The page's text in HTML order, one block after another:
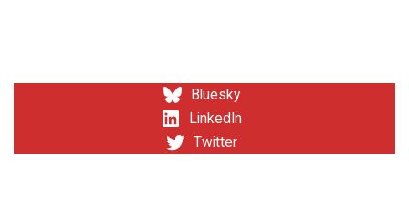
Bluesky
LinkedIn
Twitter